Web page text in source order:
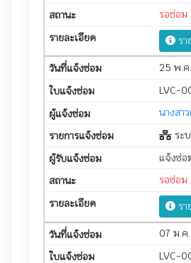
รอซ่อม
ร
25 พ.
LVC-
นางสา
ระ
แจ้งซ่อ
รอซ่อม
ร
07 ม.
LVC-